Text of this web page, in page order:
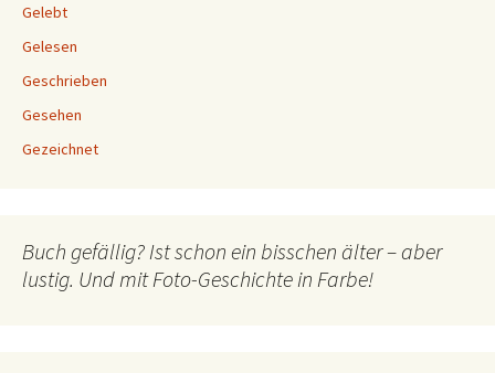
Gelebt
Gelesen
Geschrieben
Gesehen
Gezeichnet
Buch gefällig? Ist schon ein bisschen älter – aber
lustig. Und mit Foto-Geschichte in Farbe!